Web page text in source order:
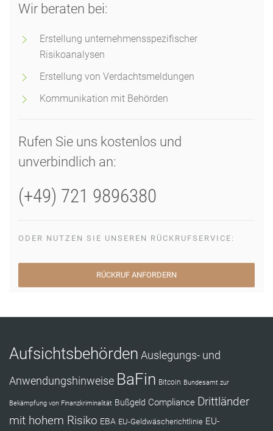
Wir beraten bei:
Erstellung unternehmensspezifischer
Risikoanalysen
Erstellung von Verdachtsmeldungen
Kommunikation mit Behörden
Rufen Sie uns kostenlos und
unverbindlich an:
(+49) 721 9896380
ODER NUTZEN SIE UNSEREN RÜCKRUFSERVICE:
Aufsichtsbehörden Auslegungs- und
Anwendungshinweise BaFin Bitcoin Bundesamt zur
Bekämpfung von Finanzkriminalität Bußgeld Compliance Drittländer
mit hohem Risiko EBA EU-Geldwäscherichtlinie EU-